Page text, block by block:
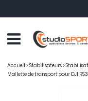
Accueil >Stabilisateurs>
Mallette de transport pour DJI RS3